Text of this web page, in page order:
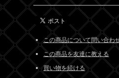
この商品について問い合わ
この商品を友達に教える
買い物を続ける